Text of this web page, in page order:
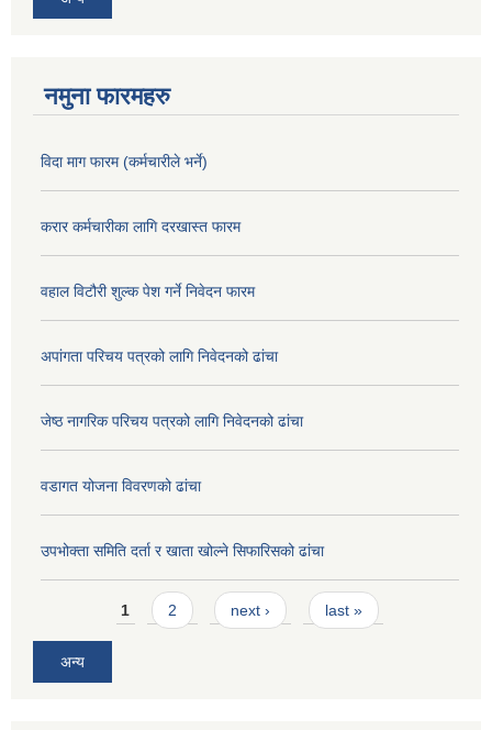
नमुना फारमहरु
विदा माग फारम (कर्मचारीले भर्ने)
करार कर्मचारीका लागि दरखास्त फारम
वहाल विटौरी शुल्क पेश गर्ने निवेदन फारम
अपांगता परिचय पत्रको लागि निवेदनको ढांचा
जेष्ठ नागरिक परिचय पत्रको लागि निवेदनको ढांचा
वडागत योजना विवरणको ढांचा
उपभोक्ता समिति दर्ता र खाता खोल्ने सिफारिसको ढांचा
Pages1 2 next › last »
अन्य